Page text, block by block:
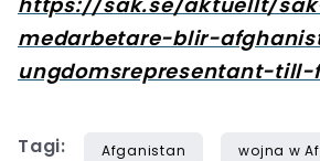
medarbetare-blir-
ungdomsrepresentant-till-
Tagi: Afganistan wojna w